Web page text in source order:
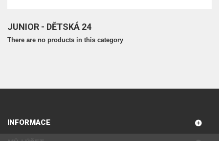
JUNIOR - DĚTSKÁ 24
There are no products in this category
INFORMACE